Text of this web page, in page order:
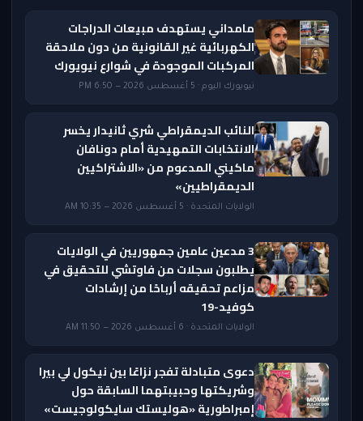
مامداني يستهدف مبيعات الدراجات
الكهربائية غير القانونية من دون ملاحقة
المركبات الموجودة في شوارع نيويورك
نيويورك اليوم · 5 أغسطس 2026 — 6:50 PM
النائب الديمقراطي شري ثانيدار يخسر
الانتخابات التمهيدية أمام دونافان
ماكيني المدعوم من «الاشتراكيين
الديمقراطيين»
الولايات المتحدة · 5 أغسطس 2026 — 10:35 AM
3 مدعين عامين جمهوريين في الولايات
يطلبون سجلات من فاوتشي للتحقيق في
مزاعم تحقيقه أرباحًا من إرشادات
كوفيد-19
الولايات المتحدة · 6 أغسطس 2026 — 11:50 AM
دعوى متبادلة تفجر نزاعًا بين نيكول لي بيرا
وشريكتها وحبيبتهما السابقة حول
إمبراطورية «هوليستك سايكولوجيست»